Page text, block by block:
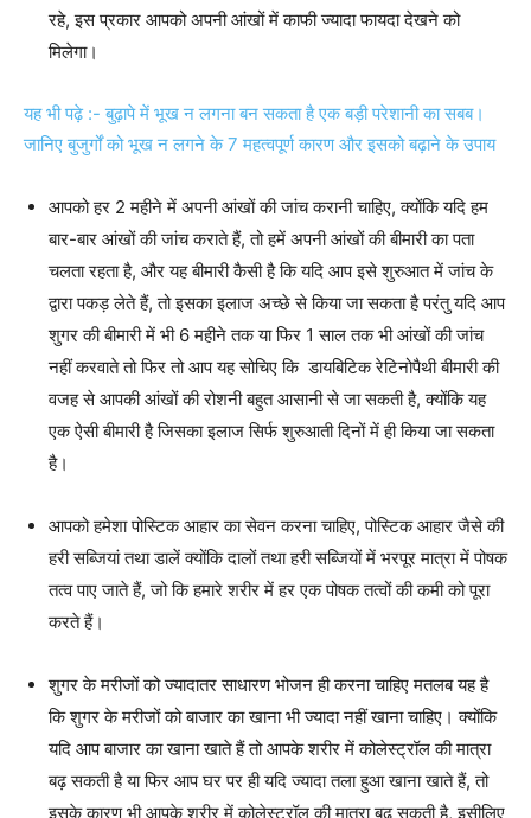
रहे, इस प्रकार आपको अपनी आंखों में काफी ज्यादा फायदा देखने को
मिलेगा।
यह भी पढ़े :- बुढ़ापे में भूख न लगना बन सकता है एक बड़ी परेशानी का सबब।
जानिए बुजुर्गों को भूख न लगने के 7 महत्वपूर्ण कारण और इसको बढ़ाने के उपाय
आपको हर 2 महीने में अपनी आंखों की जांच करानी चाहिए, क्योंकि यदि हम
बार-बार आंखों की जांच कराते हैं, तो हमें अपनी आंखों की बीमारी का पता
चलता रहता है, और यह बीमारी कैसी है कि यदि आप इसे शुरुआत में जांच के
द्वारा पकड़ लेते हैं, तो इसका इलाज अच्छे से किया जा सकता है परंतु यदि आप
शुगर की बीमारी में भी 6 महीने तक या फिर 1 साल तक भी आंखों की जांच
नहीं करवाते तो फिर तो आप यह सोचिए कि डायबिटिक रेटिनोपैथी बीमारी की
वजह से आपकी आंखों की रोशनी बहुत आसानी से जा सकती है, क्योंकि यह
एक ऐसी बीमारी है जिसका इलाज सिर्फ शुरुआती दिनों में ही किया जा सकता
है।
आपको हमेशा पोस्टिक आहार का सेवन करना चाहिए, पोस्टिक आहार जैसे की
हरी सब्जियां तथा डालें क्योंकि दालों तथा हरी सब्जियों में भरपूर मात्रा में पोषक
तत्व पाए जाते हैं, जो कि हमारे शरीर में हर एक पोषक तत्वों की कमी को पूरा
करते हैं।
शुगर के मरीजों को ज्यादातर साधारण भोजन ही करना चाहिए मतलब यह है
कि शुगर के मरीजों को बाजार का खाना भी ज्यादा नहीं खाना चाहिए। क्योंकि
यदि आप बाजार का खाना खाते हैं तो आपके शरीर में कोलेस्ट्रॉल की मात्रा
बढ़ सकती है या फिर आप घर पर ही यदि ज्यादा तला हुआ खाना खाते हैं, तो
इसके कारण भी आपके शरीर में कोलेस्ट्रॉल की मात्रा बढ़ सकती है, इसीलिए